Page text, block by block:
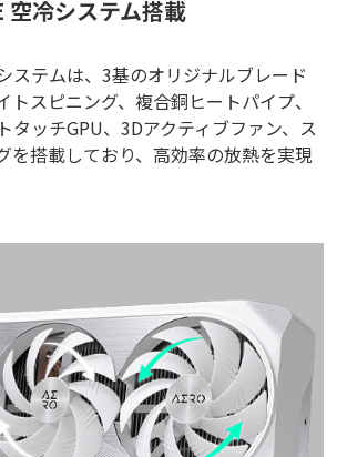
空冷システム搭載
ステムは、3基のオリジナルブレード
トスピニング、複合銅ヒートパイプ、
タッチGPU、3Dアクティブファン、ス
を搭載しており、高効率の放熱を実現